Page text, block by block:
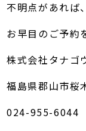
不明点があれば
お早目のご予約
株式会社タナゴ
福島県郡山市桜
024-955-6044